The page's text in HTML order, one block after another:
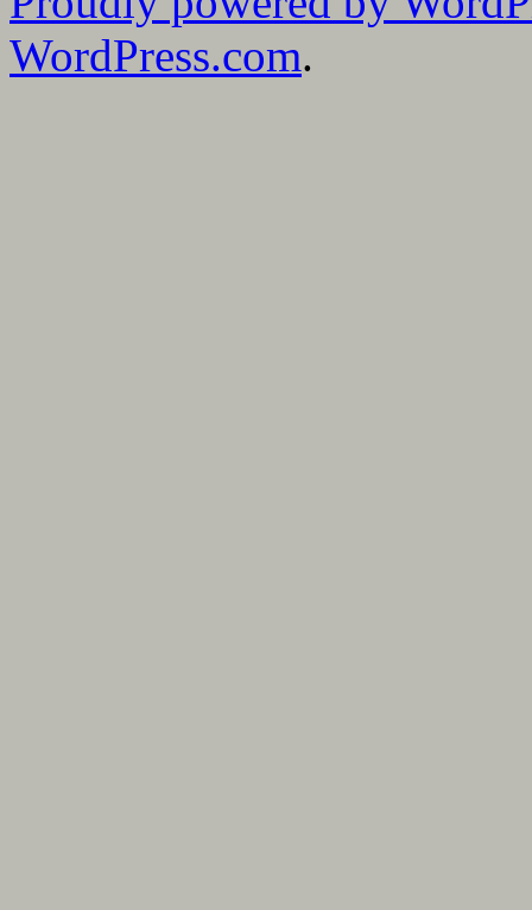
WordPress.com.